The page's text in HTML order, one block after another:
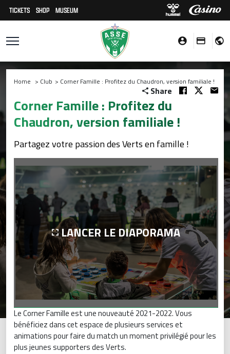
TICKETS SHOP MUSEUM
Home > Club > Corner Famille : Profitez du Chaudron, version familiale !
Share
Corner Famille : Profitez du
Chaudron, version familiale !
Partagez votre passion des Verts en famille !
LANCER LE DIAPORAMA
Le Corner Famille est une nouveauté 2021-2022. Vous
bénéficiez dans cet espace de plusieurs services et
animations pour faire du match un moment privilégié pour les
plus jeunes supporters des Verts.